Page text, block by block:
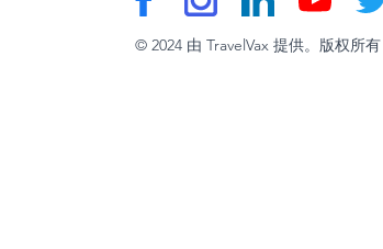
© 2024 由 TravelVax 提供。版权所有